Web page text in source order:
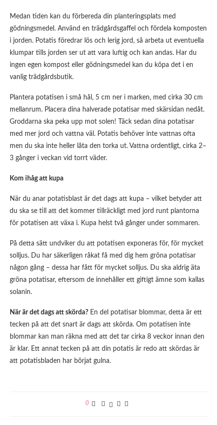
Medan tiden kan du förbereda din planteringsplats med
gödningsmedel. Använd en trädgårdsgaffel och fördela komposten
i jorden. Potatis föredrar lös och lerig jord, så arbeta ut eventuella
klumpar tills jorden ser ut att vara luftig och kan andas. Har du
ingen egen kompost eller gödningsmedel kan du köpa det i en
vanlig trädgårdsbutik.
Plantera potatisen i små hål, 5 cm ner i marken, med cirka 30 cm
mellanrum. Placera dina halverade potatisar med skärsidan nedåt.
Groddarna ska peka upp mot solen! Täck sedan dina potatisar
med mer jord och vattna väl. Potatis behöver inte vattnas ofta
men du ska inte heller låta den torka ut. Vattna ordentligt, cirka 2–
3 gånger i veckan vid torrt väder.
Kom ihåg att kupa
När du anar potatisblast är det dags att kupa – vilket betyder att
du ska se till att det kommer tillräckligt med jord runt plantorna
för potatisen att växa i. Kupa helst två gånger under sommaren.
På detta sätt undviker du att potatisen exponeras för, för mycket
solljus. Du har säkerligen råkat få med dig hem gröna potatisar
någon gång – dessa har fått för mycket solljus. Du ska aldrig äta
gröna potatisar, eftersom de innehåller ett giftigt ämne som kallas
solanin.
När är det dags att skörda? En del potatisar blommar, detta är ett
tecken på att det snart är dags att skörda. Om potatisen inte
blommar kan man räkna med att det tar cirka 8 veckor innan den
är klar. Ett annat tecken på att din potatis är redo att skördas är
att potatisbladen har börjat gulna.
0